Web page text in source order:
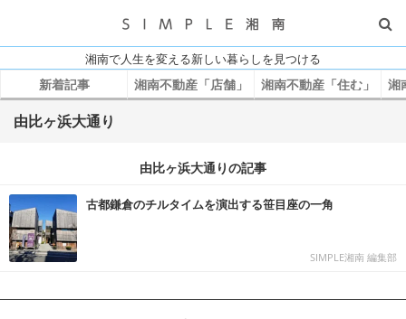
湘南で人生を変える新しい暮らしを見つける
新着記事 湘南不動産「店舗」 湘南不動産「住む」 湘
由比ヶ浜大通り
由比ヶ浜大通りの記事
古都鎌倉のチルタイムを演出する笹目座の一角
SIMPLE湘南 編集部